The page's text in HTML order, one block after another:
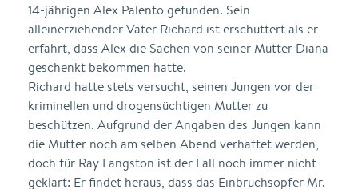
14-jährigen Alex Palento gefunden. Sein
alleinerziehender Vater Richard ist erschüttert als er
erfährt, dass Alex die Sachen von seiner Mutter Diana
geschenkt bekommen hatte.
Richard hatte stets versucht, seinen Jungen vor der
kriminellen und drogensüchtigen Mutter zu
beschützen. Aufgrund der Angaben des Jungen kann
die Mutter noch am selben Abend verhaftet werden,
doch für Ray Langston ist der Fall noch immer nicht
geklärt: Er findet heraus, dass das Einbruchsopfer Mr.